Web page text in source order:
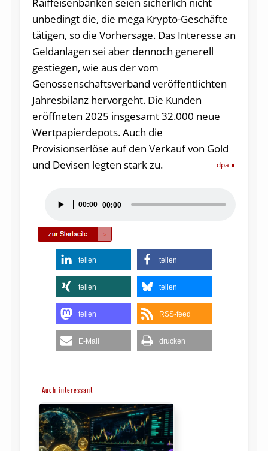
unbedingt die, die mega Krypto-Geschäfte
tätigen, so die Vorhersage. Das Interesse an
Geldanlagen sei aber dennoch generell
gestiegen, wie aus der vom
Genossenschaftsverband veröffentlichten
Jahresbilanz hervorgeht. Die Kunden
eröffneten 2025 insgesamt 32.000 neue
Wertpapierdepots. Auch die
Provisionserlöse auf den Verkauf von Gold
und Devisen legten stark zu.
dpa
Player
00:00 00:00
teilen teilen
teilen teilen
teilen RSS-feed
E-Mail drucken
Auch interessant